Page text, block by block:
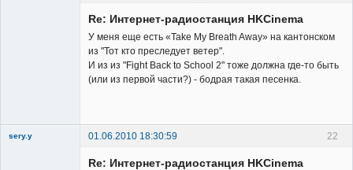
Re: Интернет-радиостанция HKCinema
У меня еще есть «Take My Breath Away» на кантонском
из "Тот кто преследует ветер".
И из из "Fight Back to School 2" тоже должна где-то быть
(или из первой части?) - бодрая такая песенка.
22
sery.y 01.06.2010 18:30:59
Re: Интернет-радиостанция HKCinema